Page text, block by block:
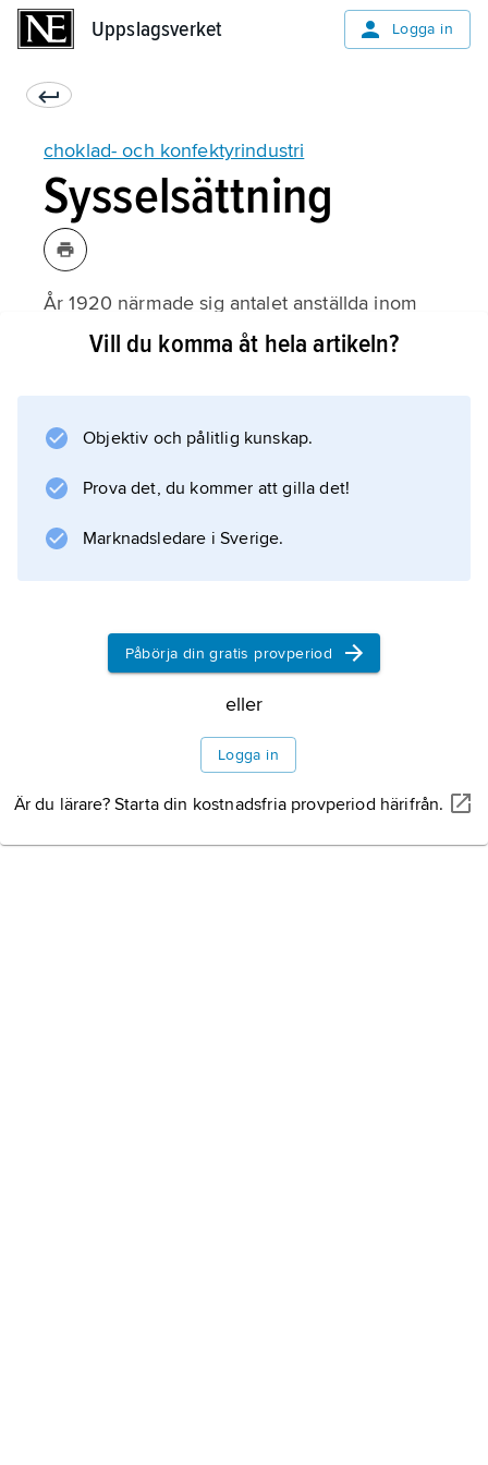
Uppslagsverket Logga in
choklad- och konfektyrindustri
Sysselsättning
År 1920 närmade sig antalet anställda inom
svensk choklad- och konfektyrindustri 5 000
60-tal arbetsställen. Fram till 1980-talets
senare hälft halverades antalet arbetsställen,
Vill du komma åt hela artikeln?
Objektiv och pålitlig kunskap.
Prova det, du kommer att gilla det!
Marknadsledare i Sverige.
Påbörja din gratis provperiod
eller
Logga in
Är du lärare? Starta din kostnadsfria provperiod härifrån.